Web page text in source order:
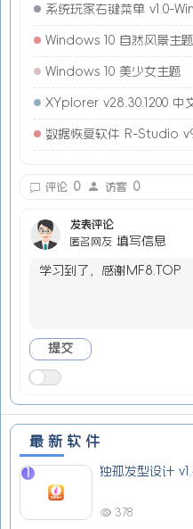
系统玩家右键菜单 v1.0-
Windows 10 自然风景主
Windows 10 美少女主题
XYplorer v28.30.1200 中
数据恢复软件 R-Studio
评论 0 访客 0
发表评论
匿名网友 填写信息
最新软件
1 独孤发型设计
378